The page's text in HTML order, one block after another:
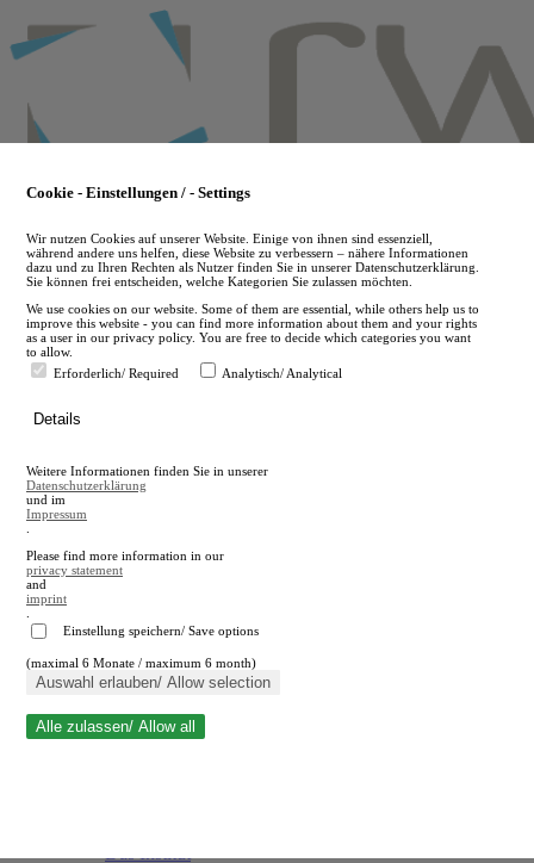
to
main
en
A
A
Suche schließen
Cookie - Einstellungen / - Settings
Wir nutzen Cookies auf unserer Website. Einige von ihnen sind essenziell,
während andere uns helfen, diese Website zu verbessern – nähere Informationen
dazu und zu Ihren Rechten als Nutzer finden Sie in unserer Datenschutzerklärung.
Sie können frei entscheiden, welche Kategorien Sie zulassen möchten.
We use cookies on our website. Some of them are essential, while others help us to
improve this website - you can find more information about them and your rights
as a user in our privacy policy. You are free to decide which categories you want
to allow.
Erforderlich/ Required
Analytisch/ Analytical
Details
Weitere Informationen finden Sie in unserer
Datenschutzerklärung
und im
Impressum
Please find more information in our
privacy statement
and
imprint
Einstellung speichern/ Save options
(maximal 6 Monate / maximum 6 month)
Auswahl erlauben/ Allow selection
Alle zulassen/ Allow all